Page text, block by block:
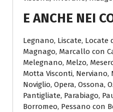
E ANCHE NEI
Legnano, Liscate, Locate
Magnago, Marcallo con
Melegnano, Melzo,
Motta Visconti, Nerviano,
Noviglio, Opera, Ossona,
Pantigliate, Parabiago,
Borromeo, Pessano con